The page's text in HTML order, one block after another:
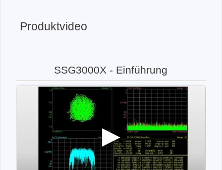
Produktvideo
SSG3000X - Einführung